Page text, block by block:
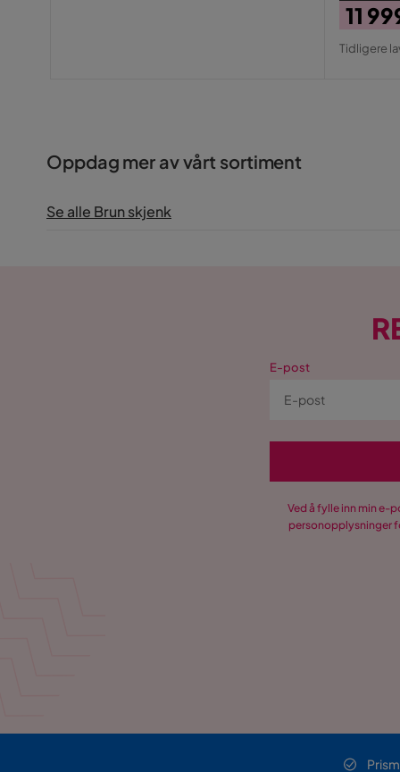
Pris
11
Tidligere
Oppdag mer av vårt sortiment
Se alle Brun skjenk
E-post
Ved å fylle inn min e-
personopplysninger